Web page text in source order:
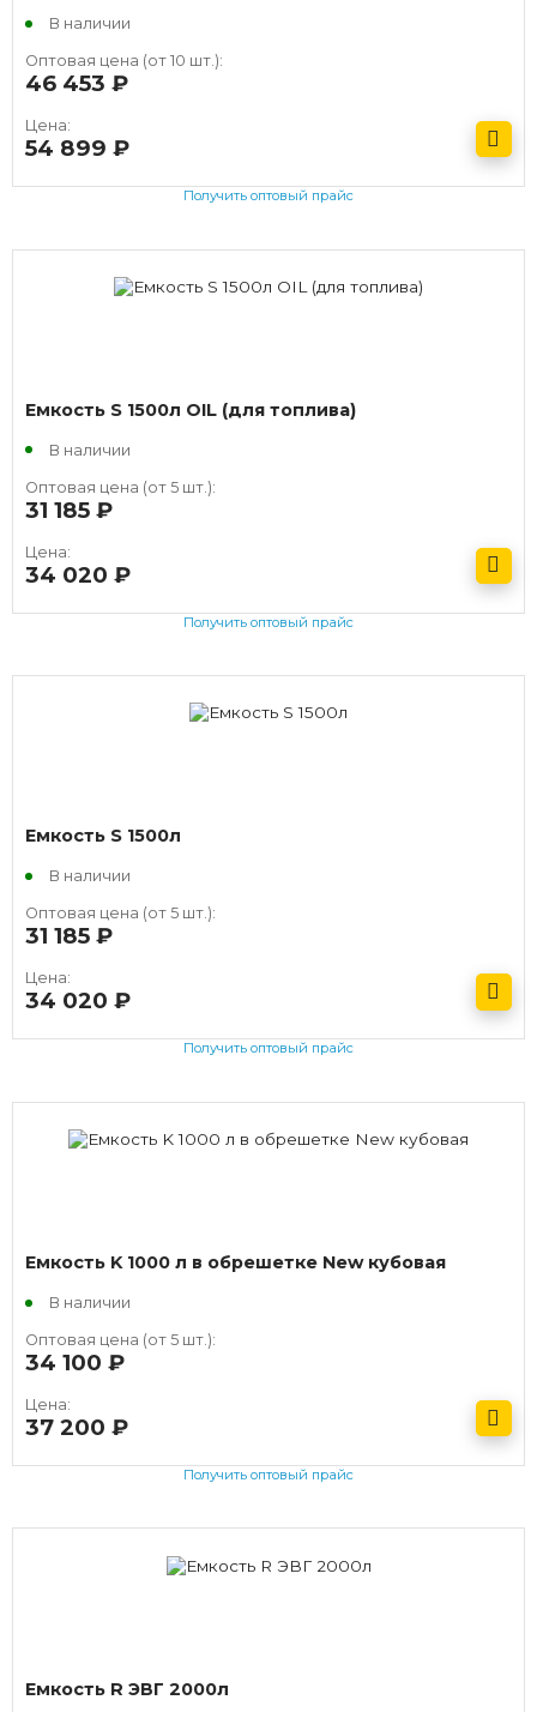
В наличии
Оптовая цена (от 10 шт.):
46 453
Цена:
54 899
Получить оптовый прайс
Емкость S 1500л OIL (для топлива)
В наличии
Оптовая цена (от 5 шт.):
31 185
Цена:
34 020
Получить оптовый прайс
Емкость S 1500л
В наличии
Оптовая цена (от 5 шт.):
31 185
Цена:
34 020
Получить оптовый прайс
Емкость K 1000 л в обрешетке New кубовая
В наличии
Оптовая цена (от 5 шт.):
34 100
Цена:
37 200
Получить оптовый прайс
Емкость R ЭВГ 2000л